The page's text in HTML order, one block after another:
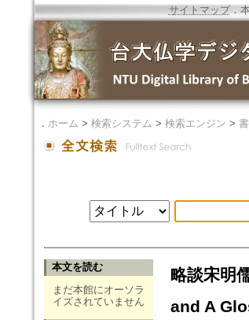
サイトマップ．
． ホーム > 検索システム > 検索エンジン >
本文を読む
まだ本館にオーソラ
イズされていません
略談宋明
and A